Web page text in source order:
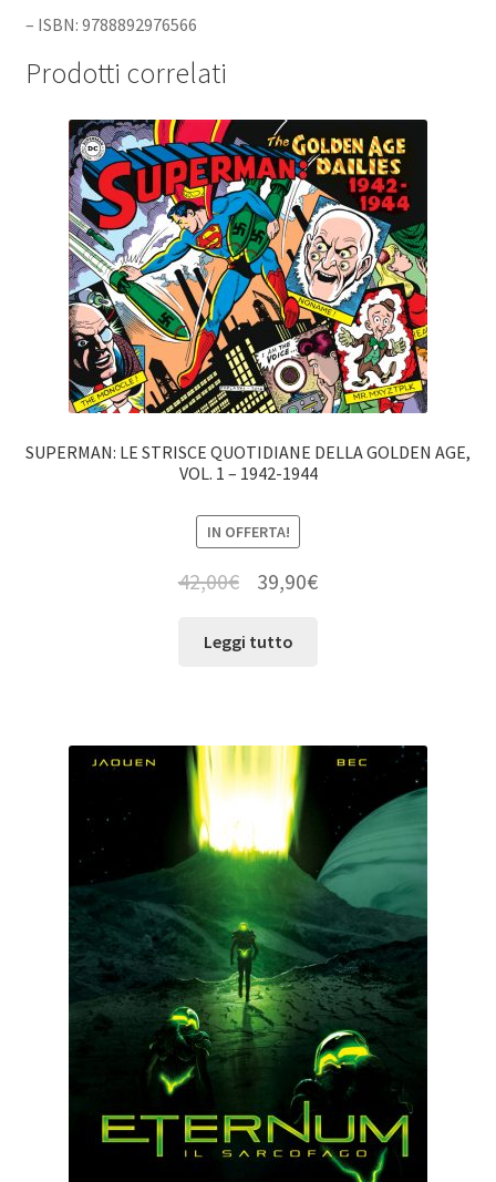
– ISBN: 9788892976566
Prodotti correlati
SUPERMAN: LE STRISCE QUOTIDIANE DELLA GOLDEN AGE,
VOL. 1 – 1942-1944
IN OFFERTA!
42,00€ 39,90€
Leggi tutto